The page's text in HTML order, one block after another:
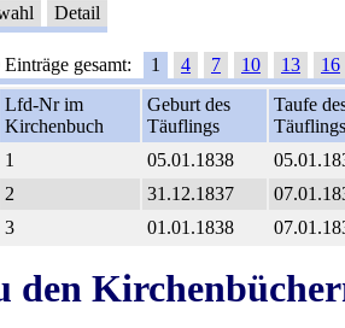
Detail
gesamt: 1 4 7 10 13
16
Lfd-Nr im
Kirchenbuch
Geburt des
Täuflings
Taufe
Täuflings
1 05.01.1838
2 31.12.1837
3 01.01.1838
den